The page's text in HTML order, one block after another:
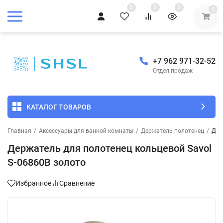
0 0 0 0
+7 962 971-32-52
Отдел продаж
КАТАЛОГ ТОВАРОВ
Главная / Аксессуары для ванной комнаты / Держатель полотенец /
Держатель для полотенец кольцевой Savol
S-06860B золото
Избранное Сравнение